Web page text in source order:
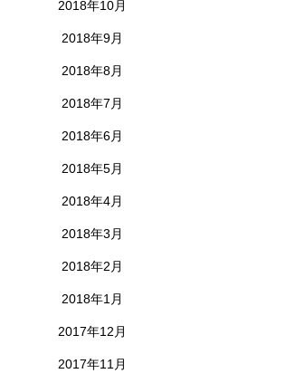
2018年10月
2018年9月
2018年8月
2018年7月
2018年6月
2018年5月
2018年4月
2018年3月
2018年2月
2018年1月
2017年12月
2017年11月